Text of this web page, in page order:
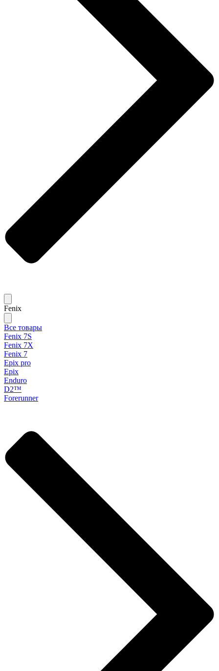
Fenix
Все товары
Fenix 7S
Fenix 7X
Fenix 7
Epix pro
Epix
Enduro
D2™
Forerunner